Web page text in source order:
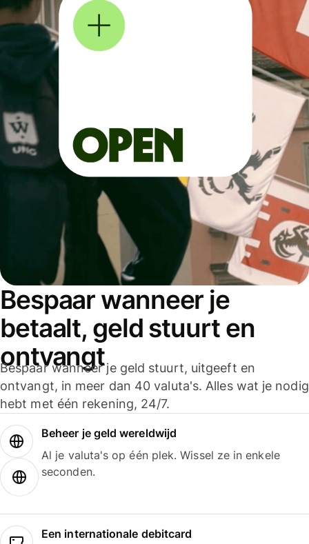
Bespaar wanneer je
betaalt, geld stuurt en
ontvangt
Bespaar wanneer je geld stuurt, uitgeeft en
ontvangt, in meer dan 40 valuta's. Alles wat je nodig
hebt met één rekening, 24/7.
Beheer je geld wereldwijd
Al je valuta's op één plek. Wissel ze in enkele
seconden.
Een internationale debitcard